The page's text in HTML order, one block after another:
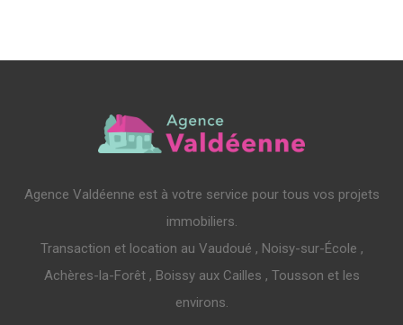
Agence Valdéenne est à votre service pour tous vos projets
immobiliers.
Transaction et location au Vaudoué , Noisy-sur-École ,
Achères-la-Forêt , Boissy aux Cailles , Tousson et les
environs.